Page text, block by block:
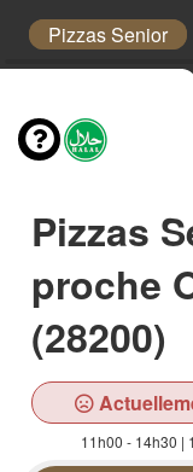
Pizzas Senior
Pizzas
proche
(28200)
11h00 - 14h30 |